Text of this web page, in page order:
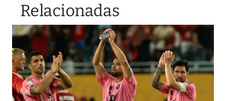
Relacionadas